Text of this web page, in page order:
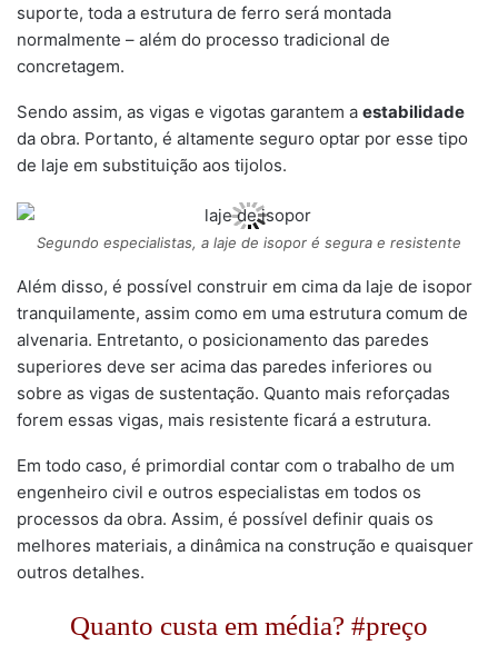
suporte, toda a estrutura de ferro será montada
normalmente – além do processo tradicional de
concretagem.
Sendo assim, as vigas e vigotas garantem a estabilidade
da obra. Portanto, é altamente seguro optar por esse tipo
de laje em substituição aos tijolos.
Segundo especialistas, a laje de isopor é segura e resistente
Além disso, é possível construir em cima da laje de isopor
tranquilamente, assim como em uma estrutura comum de
alvenaria. Entretanto, o posicionamento das paredes
superiores deve ser acima das paredes inferiores ou
sobre as vigas de sustentação. Quanto mais reforçadas
forem essas vigas, mais resistente ficará a estrutura.
Em todo caso, é primordial contar com o trabalho de um
engenheiro civil e outros especialistas em todos os
processos da obra. Assim, é possível definir quais os
melhores materiais, a dinâmica na construção e quaisquer
outros detalhes.
Quanto custa em média? #preço